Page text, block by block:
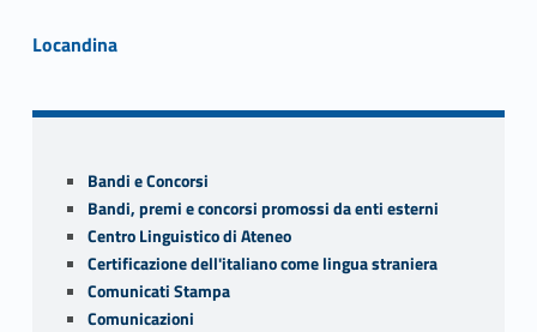
Link identifier #identifier__87706-1Locandina
Sidebar
Bandi e Concorsi
Bandi, premi e concorsi promossi da enti esterni
Centro Linguistico di Ateneo
Certificazione dell'italiano come lingua straniera
Comunicati Stampa
Comunicazioni